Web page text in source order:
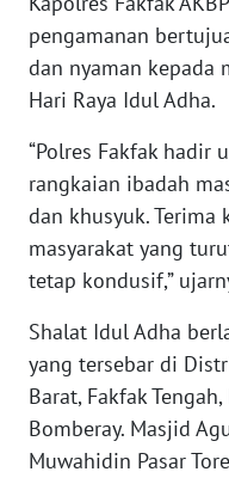
pengamanan
dan nyaman kepada
Hari Raya Idul Adha.
“Polres Fakfak hadir
rangkaian ibadah
dan khusyuk. Terima
masyarakat yang
tetap kondusif,”
Shalat Idul Adha
yang tersebar di
Barat, Fakfak
Bomberay. Masjid
Muwahidin Pasar
WN
BANTEN
NTT
WN
PAPUA
WN
BARAT